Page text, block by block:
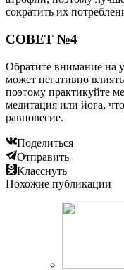
сократить их
СОВЕТ №4
Обратите внимание на
может негативно
поэтому практикуйте
медитация или йога,
равновесие.
Поделиться
Отправить
Класснуть
Похожие публикации